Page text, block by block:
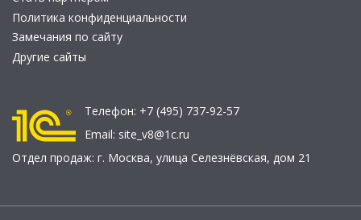
Политика конфиденциальности
Замечания по сайту
Другие сайты
Телефон: +7 (495) 737-92-57
Email: site_v8@1c.ru
Отдел продаж: г. Москва, улица Селезнёвская, дом 21